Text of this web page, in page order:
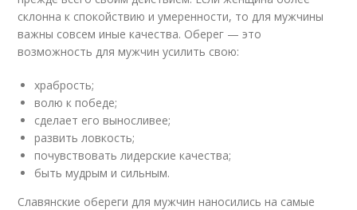
склонна к спокойствию и умеренности, то для мужчины
важны совсем иные качества. Оберег — это
возможность для мужчин усилить свою:
храбрость;
волю к победе;
сделает его выносливее;
развить ловкость;
почувствовать лидерские качества;
быть мудрым и сильным.
Славянские обереги для мужчин наносились на самые